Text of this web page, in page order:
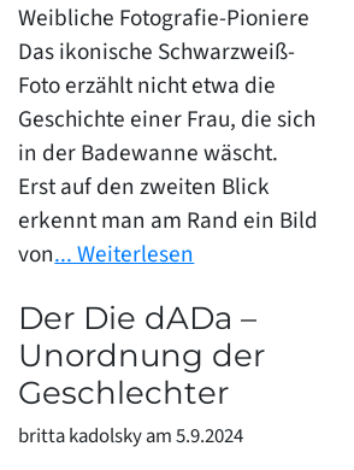
Weibliche Fotografie-Pioniere
Das ikonische Schwarzweiß-
Foto erzählt nicht etwa die
Geschichte einer Frau, die sich
in der Badewanne wäscht.
Erst auf den zweiten Blick
erkennt man am Rand ein Bild
von... Weiterlesen
Der Die dADa –
Unordnung der
Geschlechter
britta kadolsky am 5.9.2024